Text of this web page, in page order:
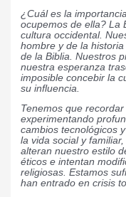
¿Cuál es la
ocupemos de ella? La
cultura occidental.
hombre y de la
de la Biblia. Nuestros
nuestra esperanza
imposible concebir la
su influencia.
Tenemos que
experimentando
cambios tecnológicos
la vida social y
alteran nuestro estilo
éticos e intentan
religiosas. Estamos
han entrado en crisis